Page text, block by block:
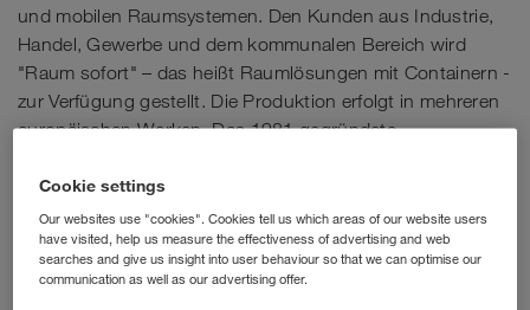
und mobilen Raumsystemen. Den Kunden aus Industrie,
Handel, Gewerbe und dem kommunalen Bereich wird
"Raum sofort" – das heißt Raumlösungen mit Containern -
zur Verfügung gestellt. Die Produktion erfolgt in mehreren
europäischen Werken. Das 1981 gegründete
traditionelle Werte mit einem modernen Management und
Expansionsgeist.
Als Junior Sales Manager (m/w/d) lernst du von den Profis,
Cookie settings
Our websites use "cookies". Cookies tell us which areas of our website users
have visited, help us measure the effectiveness of advertising and web
searches and give us insight into user behaviour so that we can optimise our
communication as well as our advertising offer.